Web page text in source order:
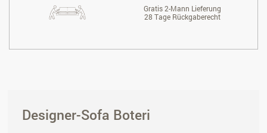
Gratis 2-Mann Lieferung
28 Tage Rückgaberecht
Designer-Sofa Boteri